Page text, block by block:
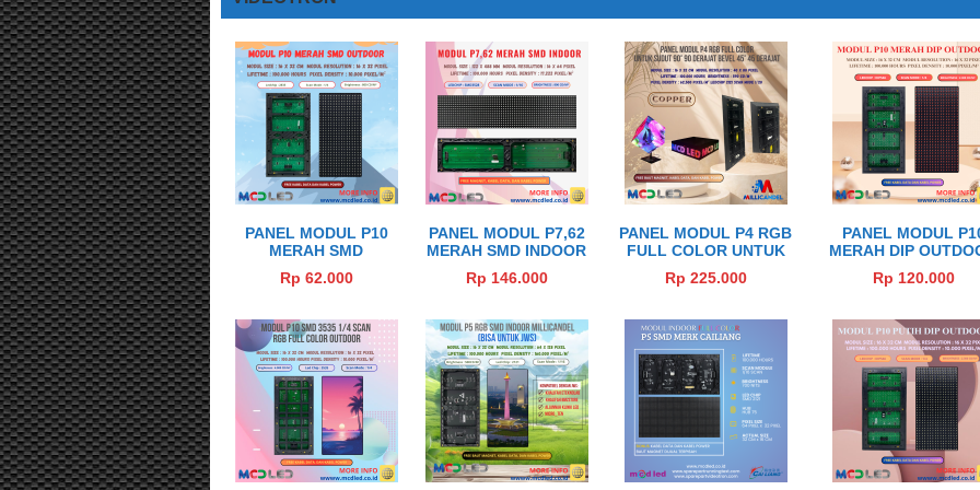
PANEL MODUL P10
MERAH SMD
Rp 62.000
PANEL MODUL P7,62
MERAH SMD INDOOR
Rp 146.000
PANEL MODUL P4 RGB
FULL COLOR UNTUK
DERAJAT BEVEL 45°
Rp 225.000
PANEL MODUL
MERAH DIP
Rp 120.000